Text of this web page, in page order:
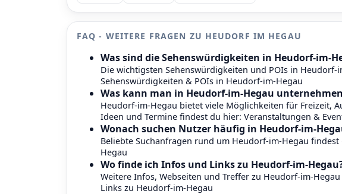
P
P
FAQ - WEITERE FRAGEN ZU HEUDORF IM HEGAU
Was sind die Sehenswürdigkeiten in Heudorf-im-
Die wichtigsten Sehenswürdigkeiten und POIs in
Sehenswürdigkeiten & POIs in Heudorf-im-Hegau
Was kann man in Heudorf-im-Hegau
Heudorf-im-Hegau bietet viele Möglichkeiten für Freizeit,
Ideen und Termine findest du hier: Veranstaltungen &
Wonach suchen Nutzer häufig in Heudorf-im-
Beliebte Suchanfragen rund um Heudorf-im-Hegau findest
Hegau
Wo finde ich Infos und Links zu Heudorf-im-
Weitere Infos, Webseiten und Treffer zu Heudorf-im-
Links zu Heudorf-im-Hegau